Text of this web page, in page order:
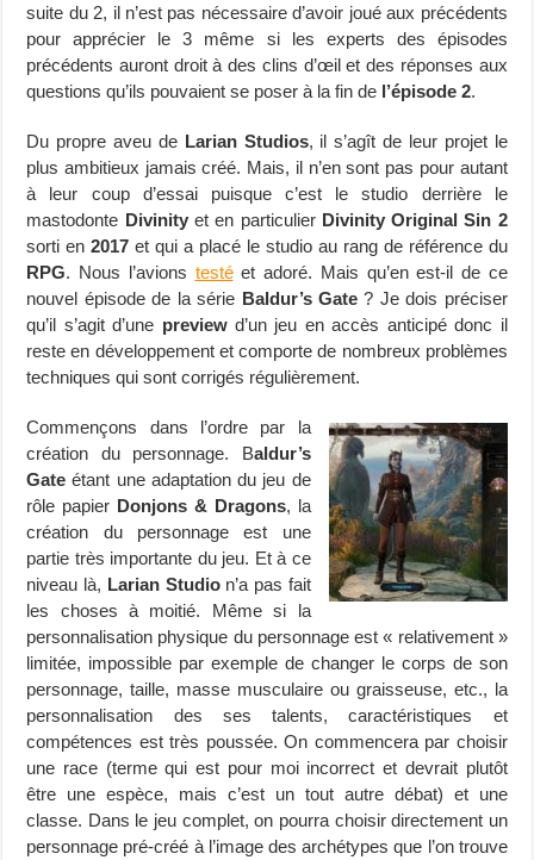
suite du 2, il n’est pas nécessaire d’avoir joué aux précédents
pour apprécier le 3 même si les experts des épisodes
précédents auront droit à des clins d’œil et des réponses aux
questions qu’ils pouvaient se poser à la fin de l’épisode 2.
Du propre aveu de Larian Studios, il s’agît de leur projet le
plus ambitieux jamais créé. Mais, il n’en sont pas pour autant
à leur coup d’essai puisque c’est le studio derrière le
mastodonte Divinity et en particulier Divinity Original Sin 2
sorti en2017 et qui a placé le studio au rang de référence du
RPG. Nous l’avions testéet adoré. Mais qu’en est-il de ce
nouvel épisode de la série Baldur’s Gate? Je dois préciser
qu’il s’agit d’une previewd’un jeu en accès anticipé donc il
reste en développement et comporte de nombreux problèmes
techniques qui sont corrigés régulièrement.
Commençons dans l’ordre par la
création du personnage. Baldur’s
Gate étant une adaptation du jeu de
rôle papier Donjons & Dragons, la
création du personnage est une
partie très importante du jeu. Et à ce
niveau là, Larian Studion’a pas fait
les choses à moitié. Même si la
personnalisation physique du personnage est « relativement »
limitée, impossible par exemple de changer le corps de son
personnage, taille, masse musculaire ou graisseuse, etc., la
personnalisation des ses talents, caractéristiques et
compétences est très poussée. On commencera par choisir
une race (terme qui est pour moi incorrect et devrait plutôt
être une espèce, mais c’est un tout autre débat) et une
classe. Dans le jeu complet, on pourra choisir directement un
personnage pré-créé à l’image des archétypes que l’on trouve